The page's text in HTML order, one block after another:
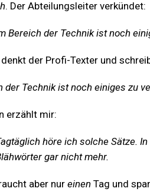
. Der Abteilungsleiter verkündet:
Bereich der Technik ist noch
der Profi-Texter und
der Technik ist noch einiges zu
erzählt mir:
höre ich solche Sätze.
gar nicht mehr.
aber nur einenTag und